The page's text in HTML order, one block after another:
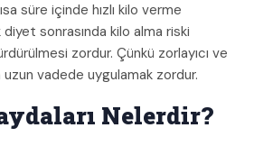
süre içinde hızlı kilo verme
sonrasında kilo alma riski
zordur. Çünkü zorlayıcı ve
uzun vadede uygulamak zordur.
Nelerdir?